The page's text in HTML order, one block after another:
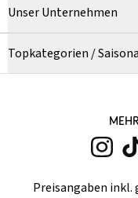
Unser Unternehmen
Topkategorien /
Preisangaben inkl.